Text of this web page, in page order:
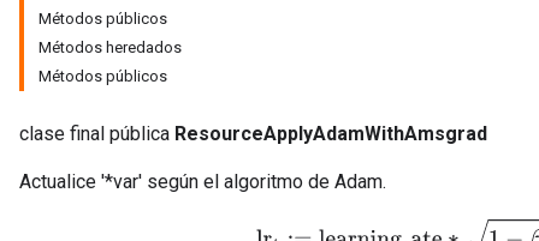
Métodos públicos
Métodos heredados
Métodos públicos
clase final pública ResourceApplyAdamWithAmsgrad
Actualice '*var' según el algoritmo de Adam.
lr ar a −β2t/(1